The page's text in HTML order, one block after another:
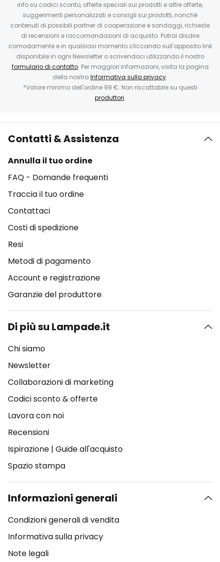
info su codici sconto, offerte speciali sui prodotti e altre offerte,
suggerimenti personalizzati e consigli sui prodotti, nonché
contenuti di possibili partner di cooperazione e sondaggi, richieste
di recensioni e raccomandazioni di acquisto. Potrai disdire
comodamente e in qualsiasi momento cliccando sull’apposito link
disponibile in ogni Newsletter o scrivendoci utilizzando il nostro
formulario di contatto. Per maggiori informazioni, visita la pagina
della nostra Informativa sulla privacy.
*Valore minimo dell'ordine 99 €. Non riscattabile su questi
produttori.
Contatti & Assistenza
Annulla il tuo ordine
FAQ - Domande frequenti
Traccia il tuo ordine
Contattaci
Costi di spedizione
Resi
Metodi di pagamento
Account e registrazione
Garanzie del produttore
Di più su Lampade.it
Chi siamo
Newsletter
Collaborazioni di marketing
Codici sconto & offerte
Lavora con noi
Recensioni
Ispirazione | Guide all'acquisto
Spazio stampa
Informazioni generali
Condizioni generali di vendita
Informativa sulla privacy
Note legali